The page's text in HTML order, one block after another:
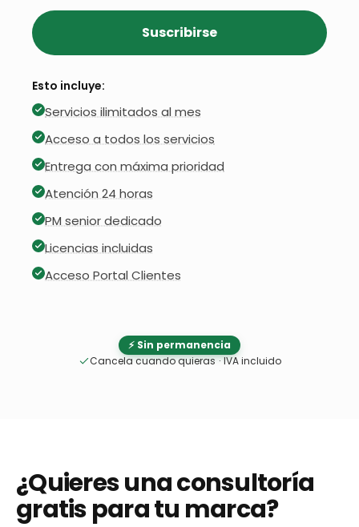
Suscribirse
Esto incluye:
Servicios ilimitados al mes
Acceso a todos los servicios
Entrega con máxima prioridad
Atención 24 horas
PM senior dedicado
Licencias incluidas
Acceso Portal Clientes
⚡ Sin permanencia
Cancela cuando quieras · IVA incluido
¿Quieres una consultoría
gratis para tu marca?